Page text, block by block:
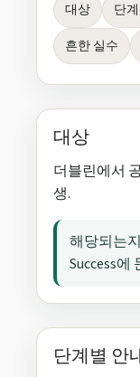
대상 단
흔한 실수
대상
더블린에서
생.
해당되는
Success에
단계별 안